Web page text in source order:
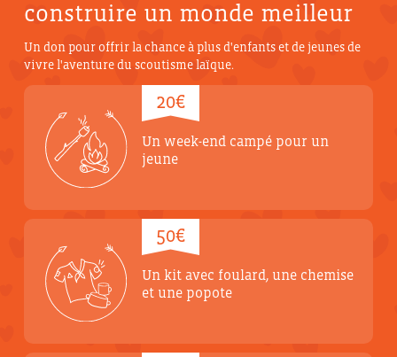
construire un monde meilleur
Un don pour offrir la chance à plus d'enfants et de jeunes de
vivre l'aventure du scoutisme laïque.
20€
Un week-end campé pour un
jeune
50€
Un kit avec foulard, une chemise
et une popote